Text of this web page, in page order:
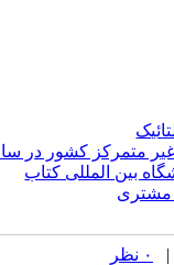
متمرکز کشور در سال
بین­ المللی کتاب
مشتری
۰ نظر